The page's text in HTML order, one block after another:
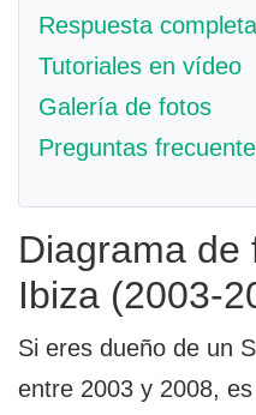
Respuesta completa
Tutoriales en vídeo
Galería de fotos
Preguntas
Diagrama de
Ibiza (2003-
Si eres dueño de un
entre 2003 y 2008,